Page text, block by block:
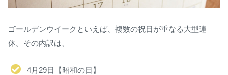
ゴールデンウイークといえば、複数の祝日が重なる大型連
休。その内訳は、
4月29日【昭和の日】